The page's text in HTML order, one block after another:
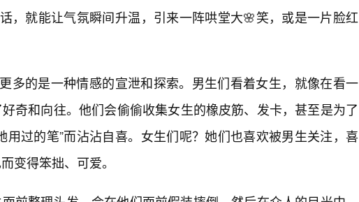
，就能让气氛瞬间升温，引来一阵哄堂大🌸笑，或是一片脸红
多的是一种情感的宣泄和探索。男生们看着女生，就像在看一
奇和向往。他们会偷偷收集女生的橡皮筋、发卡，甚至是为了
用过的笔”而沾沾自喜。女生们呢？她们也喜欢被男生关注，喜
变得笨拙、可爱。